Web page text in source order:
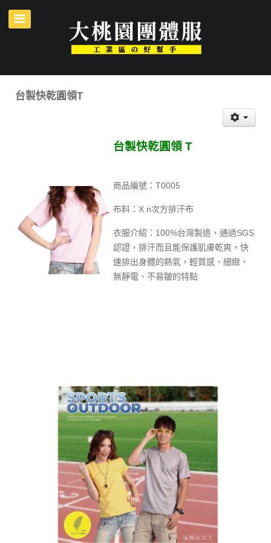
台製快乾圓領T
台製快乾圓領 T
商品編號：T0005
布料：X n次方排汗布
衣服介紹：100%台灣製造，通過SGS
認證，排汗而且能保護肌膚乾爽。快
速排出身體的熱氣，輕質感、細緻、
無靜電、不易皺的特點